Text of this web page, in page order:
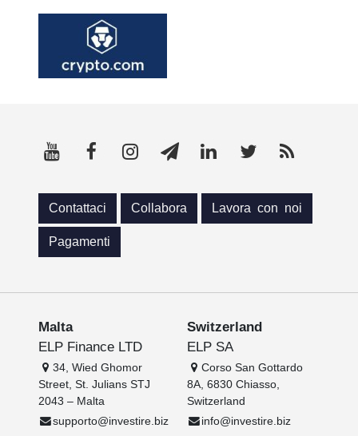
Contattaci Collabora Lavora con noi
Pagamenti
Malta
ELP Finance LTD
34, Wied Ghomor
Street, St. Julians STJ
2043 – Malta
supporto@investire.biz
Switzerland
ELP SA
Corso San Gottardo
8A, 6830 Chiasso,
Switzerland
info@investire.biz